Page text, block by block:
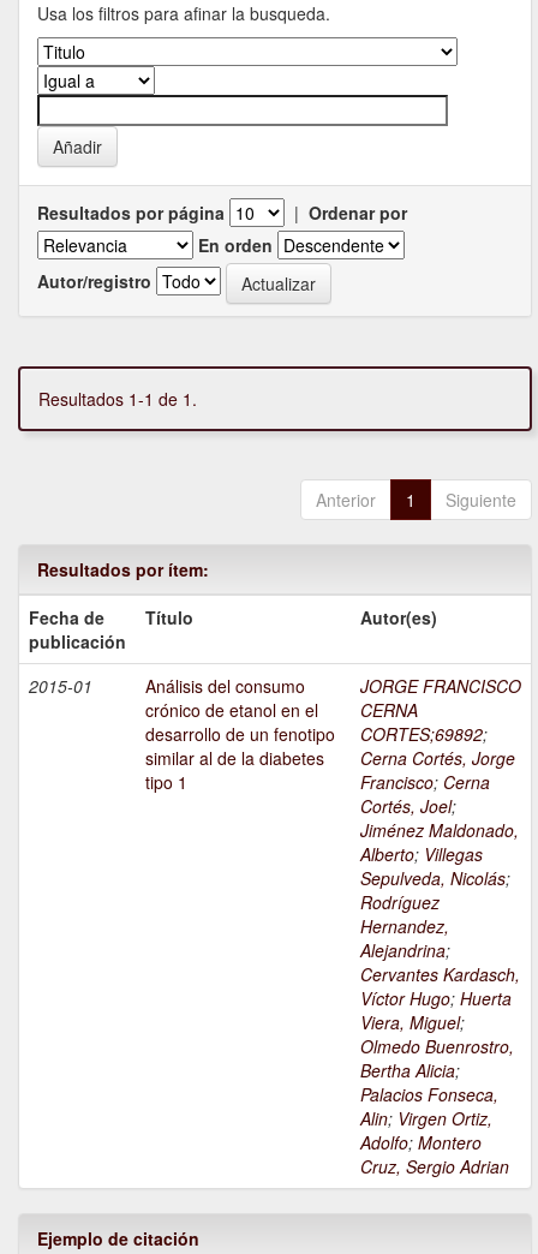
Usa los filtros para afinar la busqueda.
Resultados por página | Ordenar por
En orden
Autor/registro
Resultados 1-1 de 1.
Anterior 1 Siguiente
Resultados por ítem:
Fecha de
publicación
Título Autor(es)
2015-01
Análisis del consumo
crónico de etanol en el
desarrollo de un fenotipo
similar al de la diabetes
tipo 1
JORGE FRANCISCO
CERNA
CORTES;69892;
Cerna Cortés, Jorge
Francisco; Cerna
Cortés, Joel;
Jiménez Maldonado,
Alberto; Villegas
Sepulveda, Nicolás;
Rodríguez
Hernandez,
Alejandrina;
Cervantes Kardasch,
Víctor Hugo; Huerta
Viera, Miguel;
Olmedo Buenrostro,
Bertha Alicia;
Palacios Fonseca,
Alin; Virgen Ortiz,
Adolfo; Montero
Cruz, Sergio Adrian
Ejemplo de citación